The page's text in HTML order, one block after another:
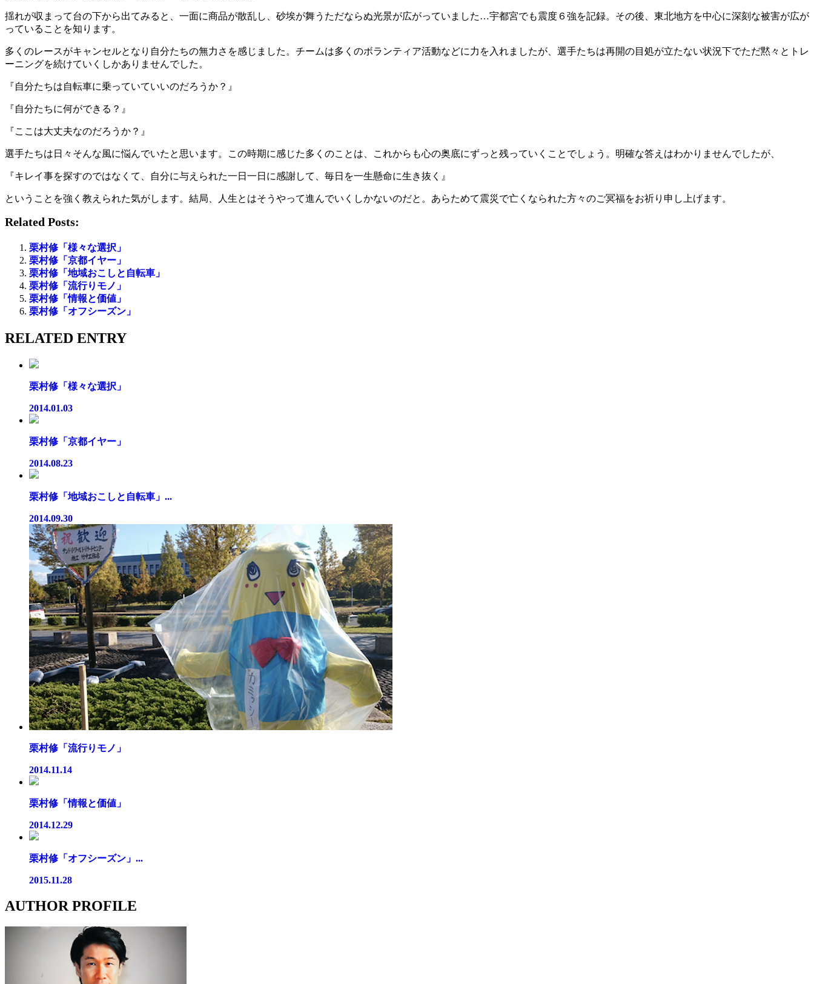
揺れが収まって台の下から出てみると、一面に商品が散乱し、砂埃が舞うただならぬ光景が広がっていました…宇都宮でも震度６強を記録。その後、東北地方を中心に深刻な被害が広が
っていることを知ります。
多くのレースがキャンセルとなり自分たちの無力さを感じました。チームは多くのボランティア活動などに力を入れましたが、選手たちは再開の目処が立たない状況下でただ黙々とトレ
ーニングを続けていくしかありませんでした。
『自分たちは自転車に乗っていていいのだろうか？』
『自分たちに何ができる？』
『ここは大丈夫なのだろうか？』
選手たちは日々そんな風に悩んでいたと思います。この時期に感じた多くのことは、これからも心の奥底にずっと残っていくことでしょう。明確な答えはわかりませんでしたが、
『キレイ事を探すのではなくて、自分に与えられた一日一日に感謝して、毎日を一生懸命に生き抜く』
ということを強く教えられた気がします。結局、人生とはそうやって進んでいくしかないのだと。あらためて震災で亡くなられた方々のご冥福をお祈り申し上げます。
Related Posts:
栗村修「様々な選択」
栗村修「京都イヤー」
栗村修「地域おこしと自転車」
栗村修「流行りモノ」
栗村修「情報と価値」
栗村修「オフシーズン」
RELATED ENTRY
栗村修「様々な選択」
2014.01.03
栗村修「京都イヤー」
2014.08.23
栗村修「地域おこしと自転車」...
2014.09.30
栗村修「流行りモノ」
2014.11.14
栗村修「情報と価値」
2014.12.29
栗村修「オフシーズン」...
2015.11.28
AUTHOR PROFILE